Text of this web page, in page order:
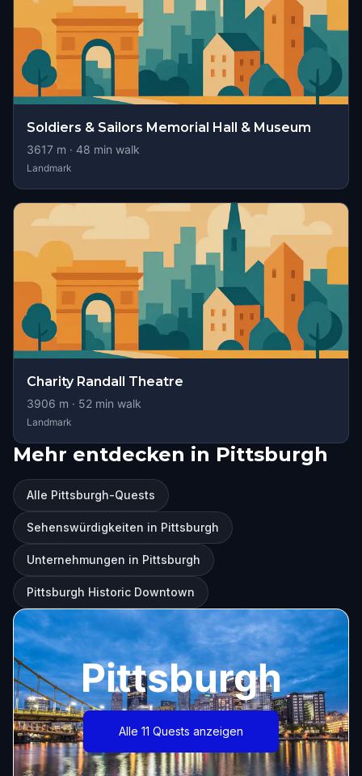
Soldiers & Sailors Memorial Hall & Museum
3617 m · 48 min walk
Landmark
Charity Randall Theatre
3906 m · 52 min walk
Landmark
Mehr entdecken in Pittsburgh
Alle Pittsburgh-Quests
Sehenswürdigkeiten in Pittsburgh
Unternehmungen in Pittsburgh
Pittsburgh Historic Downtown
Pittsburgh
Alle 11 Quests anzeigen